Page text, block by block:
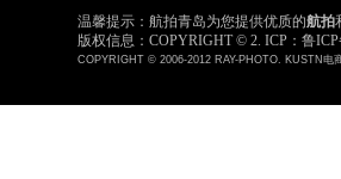
温馨提示：航拍青岛为您提供优质的航拍
版权信息：COPYRIGHT © 2. ICP：鲁ICP
COPYRIGHT © 2006-2012 RAY-PHOTO. KUSTN电